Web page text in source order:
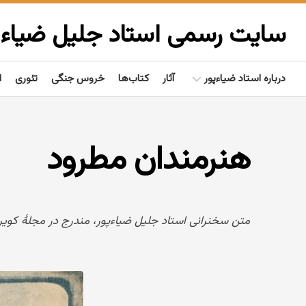
Skip
contentسایت رسمی استاد جلیل
درباره استاد ضیاءپور
گفتاوردها
آثار کتاب‌ها خروس جنگی تئوری
هنرمندان مطرود
متن سخنرانی استاد جلیل ضیاءپور، مندرج در مجلهٔ کویر، ۲۵ بهمن